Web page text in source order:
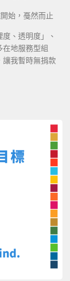
始，戞然而止
、透明度」、
在地服務型組
讓我暫時無捐款